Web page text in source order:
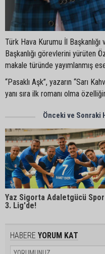
Türk Hava Kurumu İl
Başkanlığı görevlerini yürüten
makale türünde yayımlanmış
“Pasaklı Aşk”, yazarın “Sarı
yanı sıra ilk romanı olma
Önceki ve Sonraki
Yaz Sigorta Adaletgücü Spor
3. Lig'de!
HABERE YORUM KAT